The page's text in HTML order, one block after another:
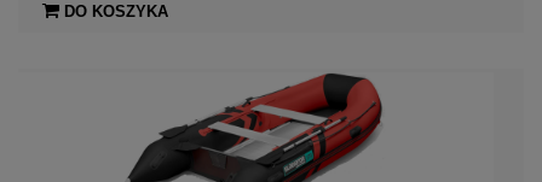
DO KOSZYKA